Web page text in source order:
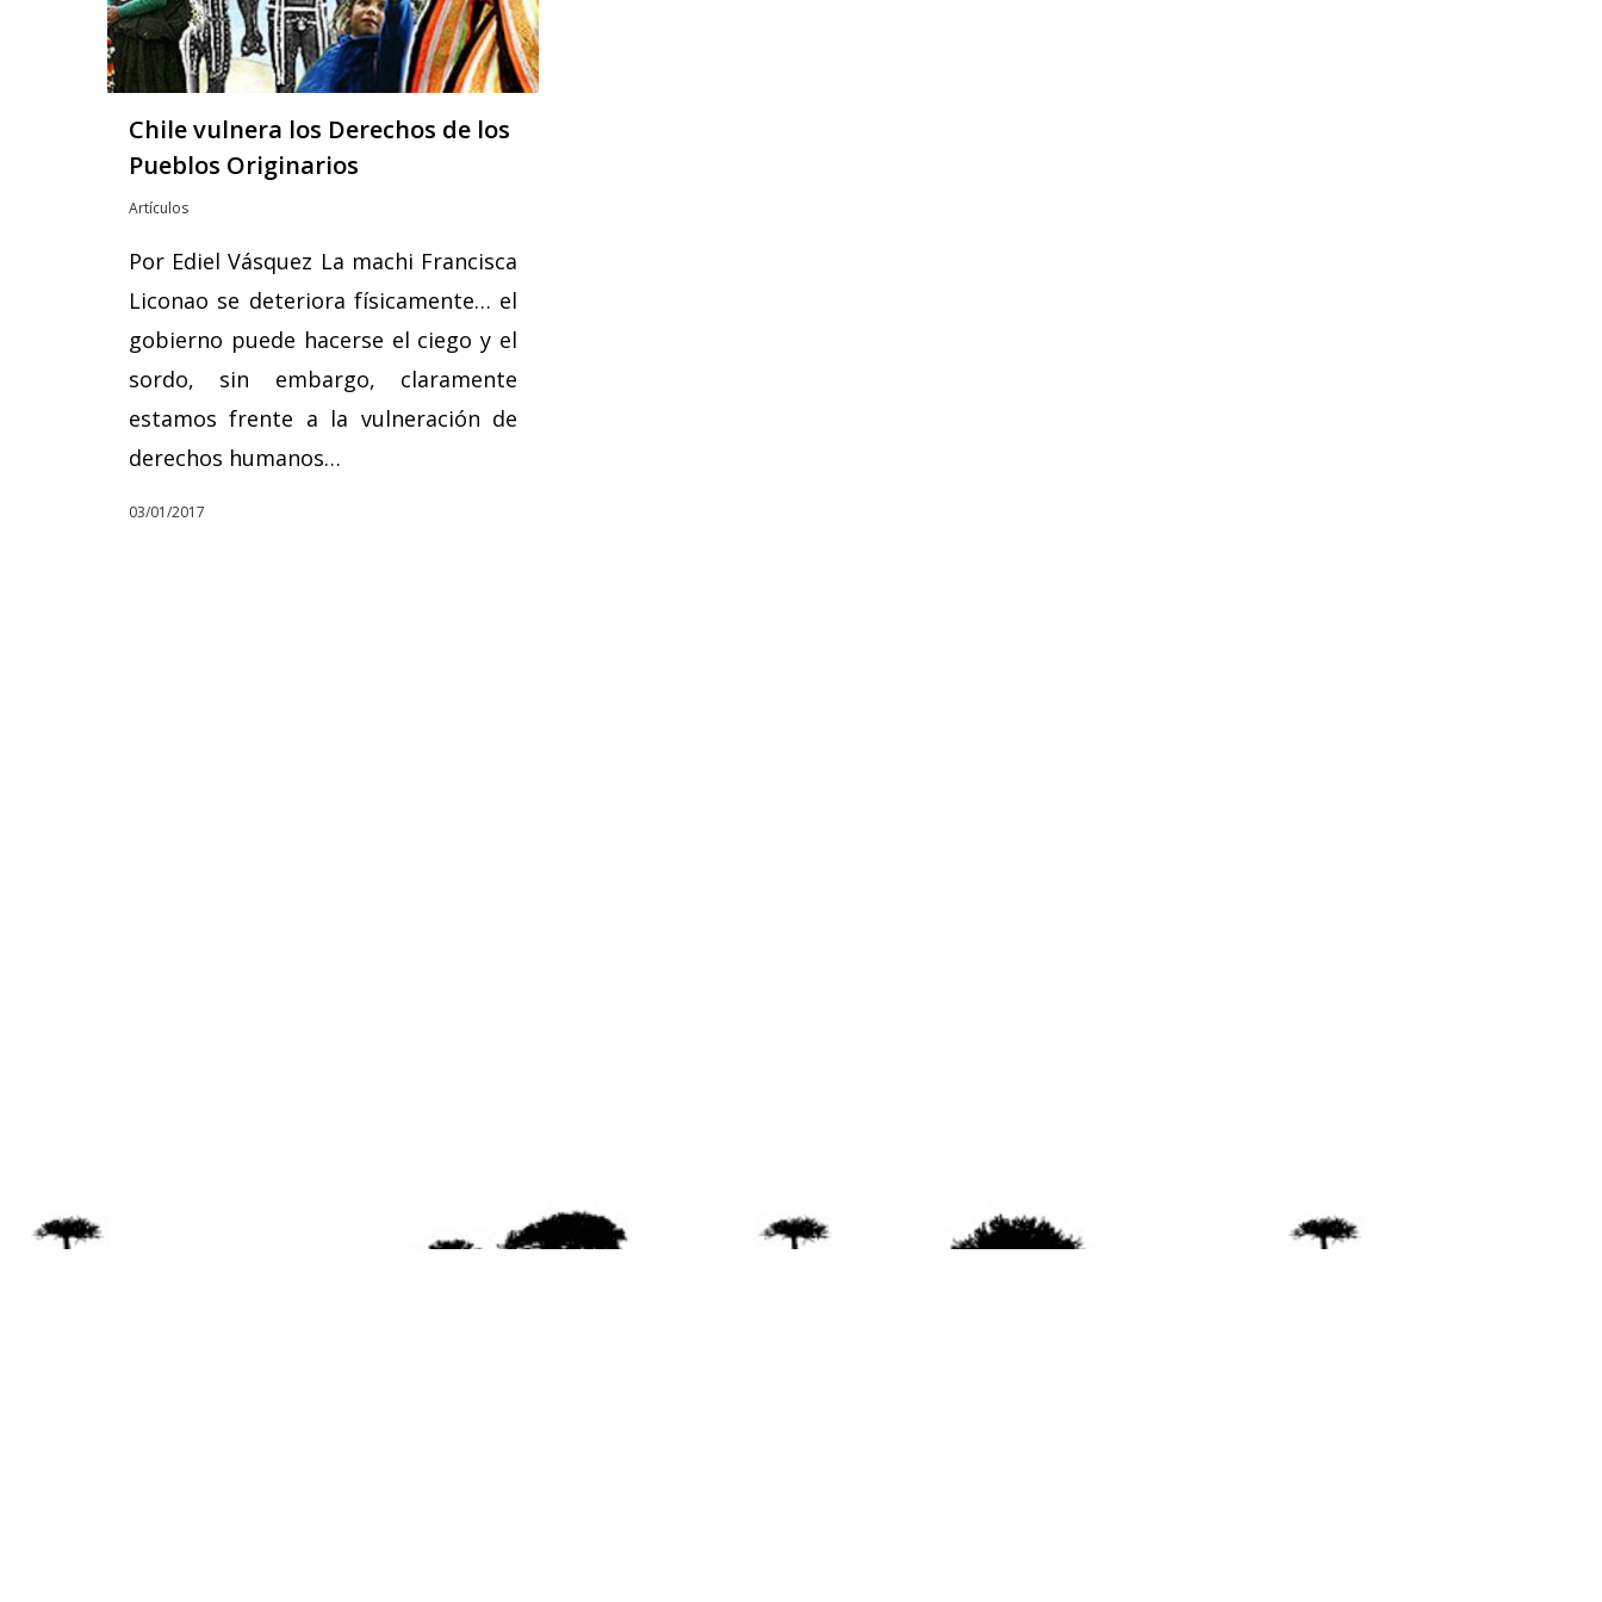
Chile vulnera los Derechos de los
Pueblos Originarios
Artículos
Por Ediel Vásquez La machi Francisca
Liconao se deteriora físicamente… el
gobierno puede hacerse el ciego y el
sordo, sin embargo, claramente
estamos frente a la vulneración de
derechos humanos…
03/01/2017